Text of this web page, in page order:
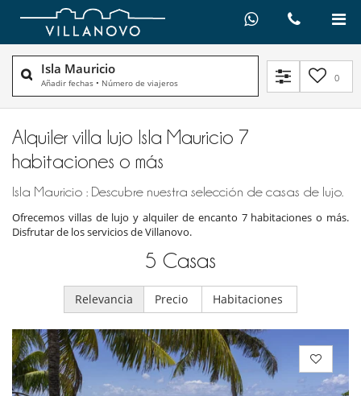
Isla Mauricio
Añadir fechas • Número de viajeros 0
Alquiler villa lujo Isla Mauricio 7
habitaciones o más
Isla Mauricio : Descubre nuestra selección de casas de lujo.
Ofrecemos villas de lujo y alquiler de encanto 7 habitaciones o más.
Disfrutar de los servicios de Villanovo.
5 Casas
Relevancia Precio Habitaciones